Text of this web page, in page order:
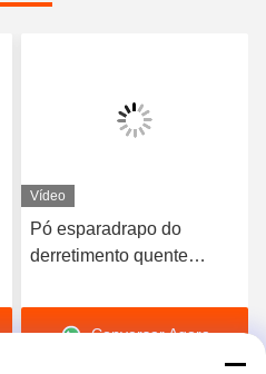
Vídeo
Pó esparadrapo do
derretimento quente
poliamida para a
impressora de Digitas
Conversar Agora